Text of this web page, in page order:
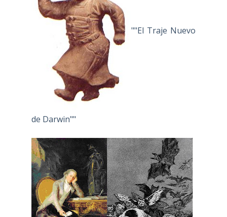
""El Traje Nuevo
de Darwin""